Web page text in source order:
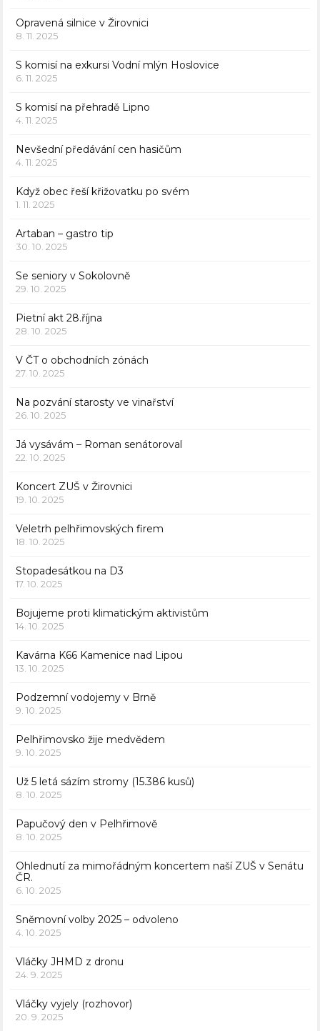
Opravená silnice v Žirovnici
8. 11. 2025
S komisí na exkursi Vodní mlýn Hoslovice
6. 11. 2025
S komisí na přehradě Lipno
4. 11. 2025
Nevšední předávání cen hasičům
4. 11. 2025
Když obec řeší křižovatku po svém
1. 11. 2025
Artaban – gastro tip
30. 10. 2025
Se seniory v Sokolovně
29. 10. 2025
Pietní akt 28.října
28. 10. 2025
V ČT o obchodních zónách
27. 10. 2025
Na pozvání starosty ve vinařství
26. 10. 2025
Já vysávám – Roman senátoroval
22. 10. 2025
Koncert ZUŠ v Žirovnici
19. 10. 2025
Veletrh pelhřimovských firem
18. 10. 2025
Stopadesátkou na D3
17. 10. 2025
Bojujeme proti klimatickým aktivistům
14. 10. 2025
Kavárna K66 Kamenice nad Lipou
13. 10. 2025
Podzemní vodojemy v Brně
9. 10. 2025
Pelhřimovsko žije medvědem
9. 10. 2025
Už 5 letá sázím stromy (15.386 kusů)
8. 10. 2025
Papučový den v Pelhřimově
8. 10. 2025
Ohlednutí za mimořádným koncertem naší ZUŠ v Senátu
ČR.
6. 10. 2025
Sněmovní volby 2025 – odvoleno
4. 10. 2025
Vláčky JHMD z dronu
24. 9. 2025
Vláčky vyjely (rozhovor)
20. 9. 2025